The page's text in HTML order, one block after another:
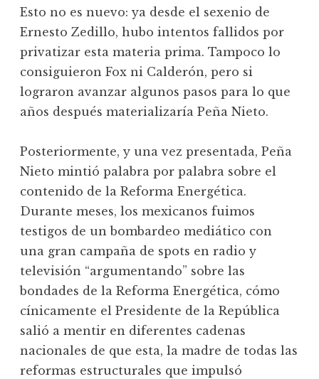
Esto no es nuevo: ya desde el sexenio de
Ernesto Zedillo, hubo intentos fallidos por
privatizar esta materia prima. Tampoco lo
consiguieron Fox ni Calderón, pero si
lograron avanzar algunos pasos para lo que
años después materializaría Peña Nieto.
Posteriormente, y una vez presentada, Peña
Nieto mintió palabra por palabra sobre el
contenido de la Reforma Energética.
Durante meses, los mexicanos fuimos
testigos de un bombardeo mediático con
una gran campaña de spots en radio y
televisión “argumentando” sobre las
bondades de la Reforma Energética, cómo
cínicamente el Presidente de la República
salió a mentir en diferentes cadenas
nacionales de que esta, la madre de todas las
reformas estructurales que impulsó